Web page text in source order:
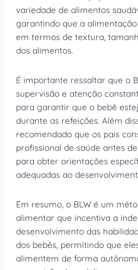
variedade de alimentos
garantindo que a
em termos de textura,
dos alimentos.
É importante ressaltar que o
supervisão e atenção
para garantir que o bebê
durante as refeições. Além
recomendado que os pais
profissional de saúde antes
para obter orientações
adequadas ao
Em resumo, o BLW é um
alimentar que incentiva a
desenvolvimento das
dos bebês, permitindo que
alimentem de forma